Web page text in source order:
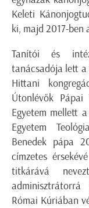
Keleti
ki, majd 2017-
Tanítói és
tanácsadója lett a
Hittani
Útonlévők Pápai
Egyetem mellett
Egyetem
Benedek pápa
címzetes
titkárává
Római Kúriában